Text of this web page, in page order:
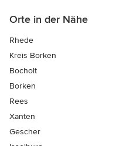
Orte in der Nähe
Rhede
Kreis Borken
Bocholt
Borken
Rees
Xanten
Gescher